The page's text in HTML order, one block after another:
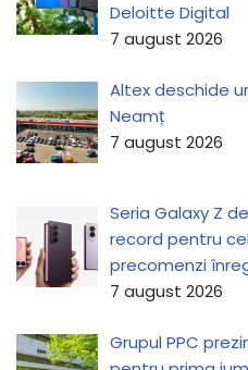
Deloitte Digital
7 august 2026
Altex deschide
Neamț
7 august 2026
Seria Galaxy Z
record pentru
precomenzi
7 august 2026
Grupul PPC